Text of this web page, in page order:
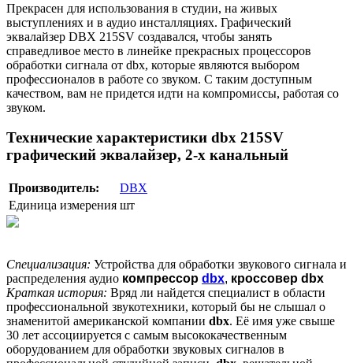
Прекрасен для использования в студии, на живых
выступлениях и в аудио инсталляциях. Графический
эквалайзер DBX 215SV создавался, чтобы занять
справедливое место в линейке прекрасных процессоров
обработки сигнала от dbx, которые являются выбором
профессионалов в работе со звуком. С таким доступным
качеством, вам не придется идти на компромиссы, работая со
звуком.
Технические характеристики dbx 215SV
графический эквалайзер, 2-х канальный
Производитель:
DBX
Единица измерения шт
Специализация: Устройства для обработки звукового сигнала и
распределения аудио компрессор dbx, кроссовер dbx
Краткая история: Вряд ли найдется специалист в области
профессиональной звукотехники, который бы не слышал о
знаменитой американской компании dbx. Её имя уже свыше
30 лет ассоциируется с самым высококачественным
оборудованием для обработки звуковых сигналов в